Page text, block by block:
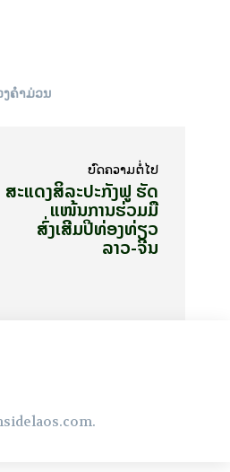
ງຄຳມ່ວນ
ບົດ​ຄວາມ​ຕໍ່​ໄປ
ສະແດງສິລະປະກັງຟູ ຮັດ
ແໜ້ນການຮ່ວມມື
ສົ່ງເສີມປີທ່ອງທ່ຽວ
ລາວ-ຈີນ